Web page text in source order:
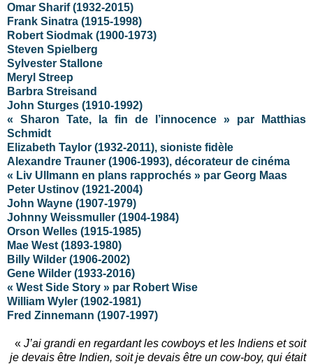
Omar Sharif (1932-2015)
Frank Sinatra (1915-1998)
Robert Siodmak (1900-1973)
Steven Spielberg
Sylvester Stallone
Meryl Streep
Barbra Streisand
John Sturges (1910-1992)
« Sharon Tate, la fin de l’innocence » par Matthias
Schmidt
Elizabeth Taylor (1932-2011), sioniste fidèle
Alexandre Trauner (1906-1993), décorateur de cinéma
« Liv Ullmann en plans rapprochés » par Georg Maas
Peter Ustinov (1921-2004)
John Wayne (1907-1979)
Johnny Weissmuller (1904-1984)
Orson Welles (1915-1985)
Mae West (1893-1980)
Billy Wilder (1906-2002)
Gene Wilder (1933-2016)
« West Side Story » par Robert Wise
William Wyler (1902-1981)
Fred Zinnemann (1907-1997)
« J’ai grandi en regardant les cowboys et les Indiens et soit
je devais être Indien, soit je devais être un cow-boy, qui était